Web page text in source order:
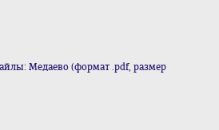
Медаево (формат .pdf, размер